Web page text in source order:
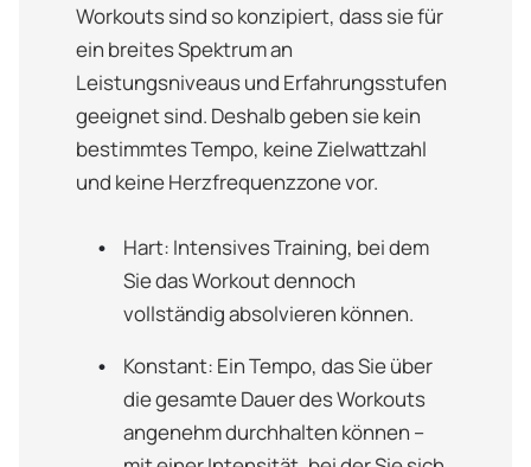
Workouts sind so konzipiert, dass sie für
ein breites Spektrum an
Leistungsniveaus und Erfahrungsstufen
geeignet sind. Deshalb geben sie kein
bestimmtes Tempo, keine Zielwattzahl
und keine Herzfrequenzzone vor.
Hart: Intensives Training, bei dem
Sie das Workout dennoch
vollständig absolvieren können.
Konstant: Ein Tempo, das Sie über
die gesamte Dauer des Workouts
angenehm durchhalten können –